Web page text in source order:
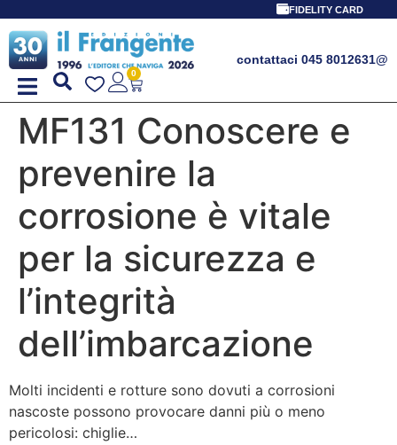
FIDELITY CARD
contattaci 045 8012631@
0
MF131 Conoscere e
prevenire la
corrosione è vitale
per la sicurezza e
l’integrità
dell’imbarcazione
Molti incidenti e rotture sono dovuti a corrosioni
nascoste possono provocare danni più o meno
pericolosi: chiglie…